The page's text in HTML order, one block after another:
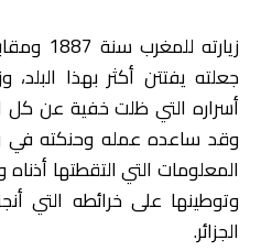
زيارته
جعلته يفتتن أكثر بهذا
أسراره التي ظلت خفية عن كل
وقد ساعده عمله وحنكته في
المعلومات التي التقطتها
وتوطينها على خرائطه التي
الجزائر.